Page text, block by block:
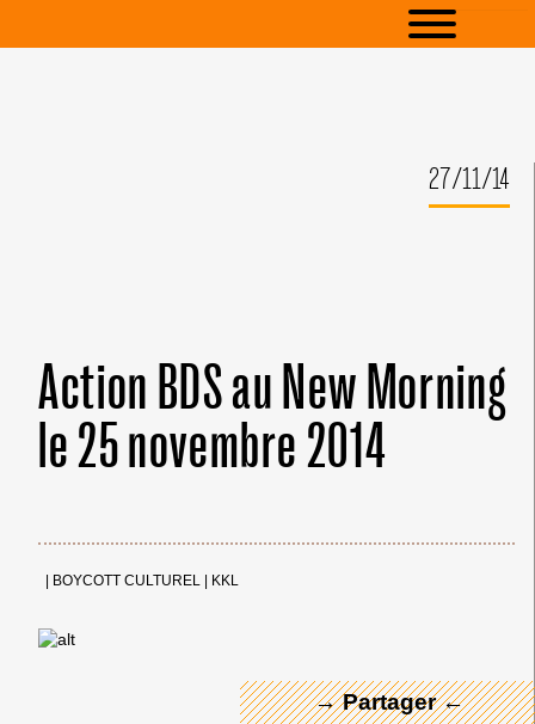
27/11/14
Action BDS au New Morning
le 25 novembre 2014
BOYCOTT CULTUREL KKL
→ Partager ←